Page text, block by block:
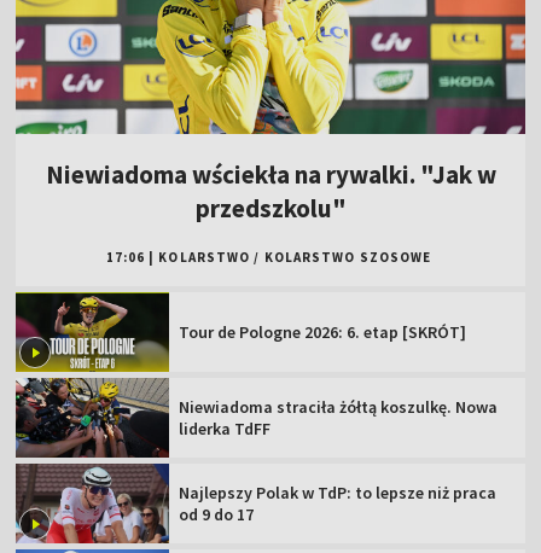
Niewiadoma wściekła na rywalki. "Jak w
przedszkolu"
17:06 KOLARSTWO / KOLARSTWO SZOSOWE
Tour de Pologne 2026: 6. etap [SKRÓT]
Niewiadoma straciła żółtą koszulkę. Nowa
liderka TdFF
Najlepszy Polak w TdP: to lepsze niż praca
od 9 do 17